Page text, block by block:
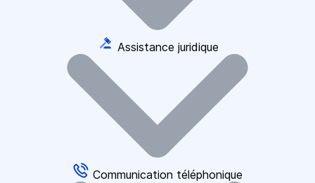
Assistance juridique
Communication téléphonique